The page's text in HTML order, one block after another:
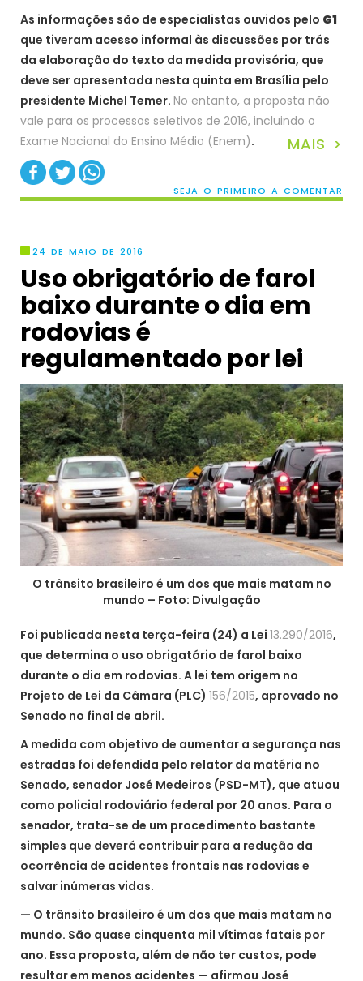
As informações são de especialistas ouvidos pelo G1
que tiveram acesso informal às discussões por trás
da elaboração do texto da medida provisória, que
deve ser apresentada nesta quinta em Brasília pelo
presidente Michel Temer. No entanto, a proposta não
vale para os processos seletivos de 2016, incluindo o
Exame Nacional do Ensino Médio (Enem). MAIS >
SEJA O PRIMEIRO A COMENTAR
24 DE MAIO DE 2016
Uso obrigatório de farol
baixo durante o dia em
rodovias é
regulamentado por lei
O trânsito brasileiro é um dos que mais matam no
mundo – Foto: Divulgação
Foi publicada nesta terça-feira (24) a Lei 13.290/2016,
que determina o uso obrigatório de farol baixo
durante o dia em rodovias. A lei tem origem no
Projeto de Lei da Câmara (PLC) 156/2015, aprovado no
Senado no final de abril.
A medida com objetivo de aumentar a segurança nas
estradas foi defendida pelo relator da matéria no
Senado, senador José Medeiros (PSD-MT), que atuou
como policial rodoviário federal por 20 anos. Para o
senador, trata-se de um procedimento bastante
simples que deverá contribuir para a redução da
ocorrência de acidentes frontais nas rodovias e
salvar inúmeras vidas.
— O trânsito brasileiro é um dos que mais matam no
mundo. São quase cinquenta mil vítimas fatais por
ano. Essa proposta, além de não ter custos, pode
resultar em menos acidentes — afirmou José